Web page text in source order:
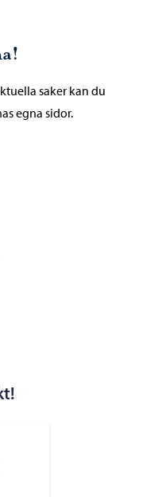
saker kan du
egna sidor.